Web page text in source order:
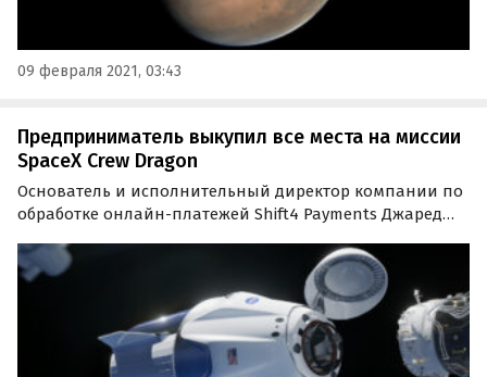
09 февраля 2021, 03:43
Предприниматель выкупил все места на миссии
SpaceX Crew Dragon
Основатель и исполнительный директор компании по
обработке онлайн-платежей Shift4 Payments Джаред
которой запланирован не ранее четвертого квартала
2021 года. Об этом 1 февраля года объявила SpaceX.